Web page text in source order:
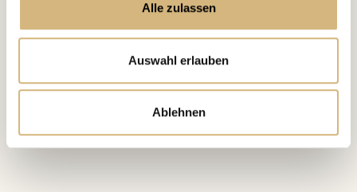
Alle zulassen
Auswahl erlauben
Ablehnen